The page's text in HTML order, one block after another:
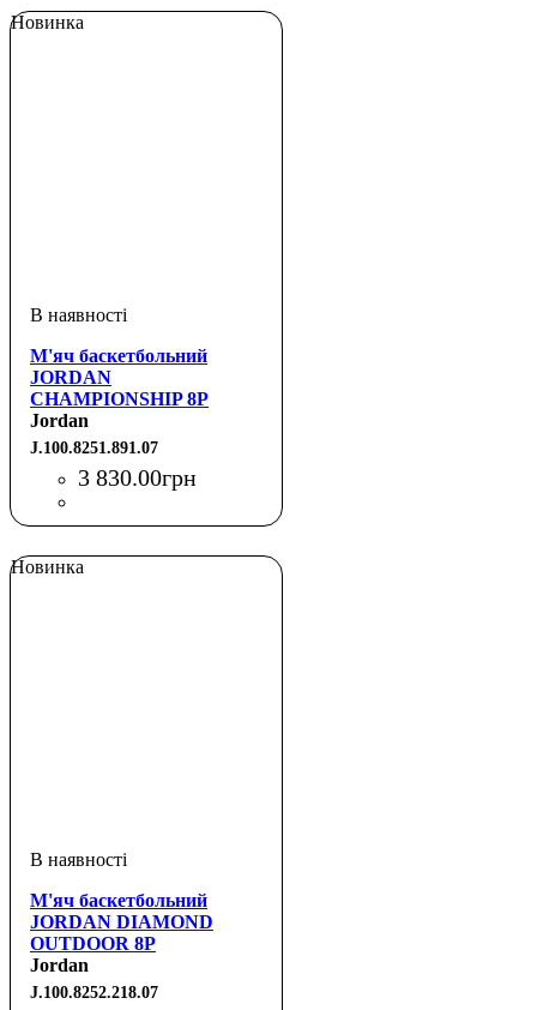
Новинка
М'яч баскетбольний
JORDAN
CHAMPIONSHIP 8P
DEFLATED NFHS
AMBER/BLACK/METALLIC
Jordan
J.100.8251.891.07
3 830.00грн
Новинка
М'яч баскетбольний
JORDAN DIAMOND
OUTDOOR 8P
DEFLATED
LOTUS/SESAME/METALLIC
Jordan
J.100.8252.218.07